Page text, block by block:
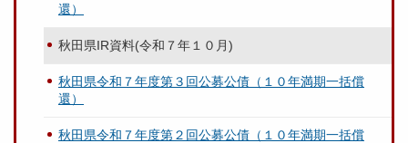
還）
秋田県IR資料(令和７年１０月)
秋田県令和７年度第３回公募公債（１０年満期一括償
還）
秋田県令和７年度第２回公募公債（１０年満期一括償